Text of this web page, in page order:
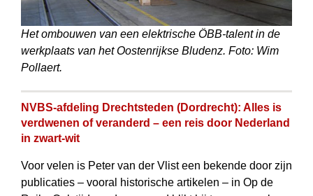
Het ombouwen van een elektrische ÖBB-talent in de
werkplaats van het Oostenrijkse Bludenz. Foto: Wim
Pollaert.
NVBS-afdeling Drechtsteden (Dordrecht): Alles is
verdwenen of veranderd – een reis door Nederland
in zwart-wit
Voor velen is Peter van der Vlist een bekende door zijn
publicaties – vooral historische artikelen – in Op de